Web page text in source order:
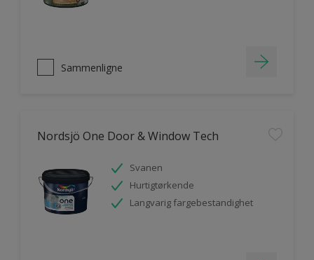
Sammenligne
Nordsjö One Door & Window Tech
Svanen
Hurtigtørkende
Langvarig fargebestandighet